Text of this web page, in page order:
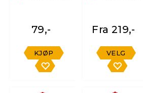
79,-
KJØP
Fra 219,-
VELG